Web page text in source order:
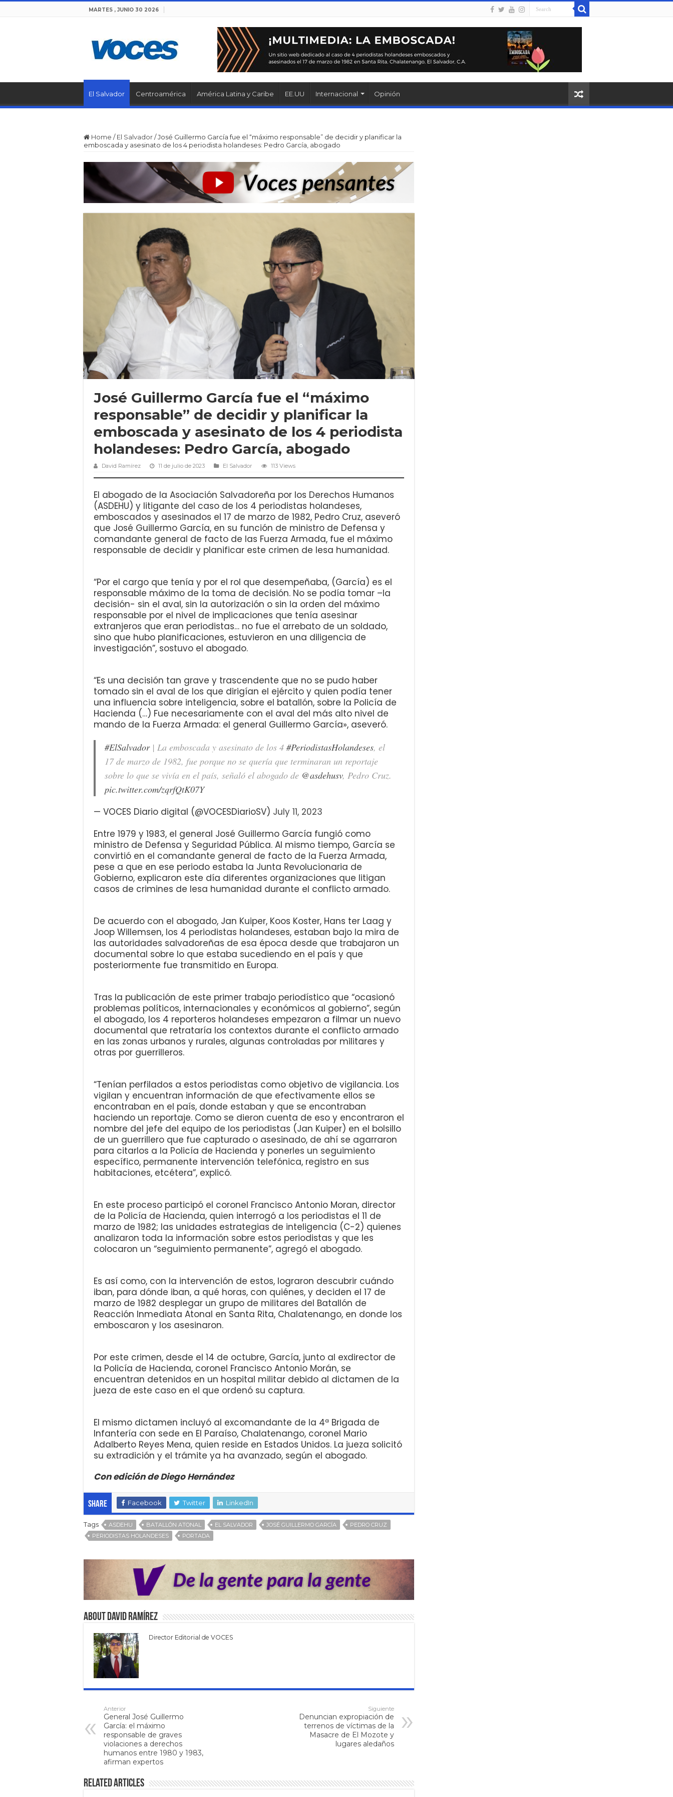
MARTES , JUNIO 30 2026
El Salvador Centroamérica América Latina y Caribe EE.UU Internacional Opinión
Home / El Salvador/José Guillermo García fue el “máximo responsable” de decidir y planificar la
emboscada y asesinato de los 4 periodista holandeses: Pedro García, abogado
José Guillermo García fue el “máximo
responsable” de decidir y planificar la
emboscada y asesinato de los 4 periodista
holandeses: Pedro García, abogado
David Ramírez 11 de julio de 2023 El Salvador 113 Views
El abogado de la Asociación Salvadoreña por los Derechos Humanos
(ASDEHU) y litigante del caso de los 4 periodistas holandeses,
emboscados y asesinados el 17 de marzo de 1982, Pedro Cruz, aseveró
que José Guillermo García, en su función de ministro de Defensa y
comandante general de facto de las Fuerza Armada, fue el máximo
responsable de decidir y planificar este crimen de lesa humanidad.
“Por el cargo que tenía y por el rol que desempeñaba, (García) es el
responsable máximo de la toma de decisión. No se podía tomar –la
decisión- sin el aval, sin la autorización o sin la orden del máximo
responsable por el nivel de implicaciones que tenía asesinar
extranjeros que eran periodistas… no fue el arrebato de un soldado,
sino que hubo planificaciones, estuvieron en una diligencia de
investigación”, sostuvo el abogado.
“Es una decisión tan grave y trascendente que no se pudo haber
tomado sin el aval de los que dirigían el ejército y quien podía tener
una influencia sobre inteligencia, sobre el batallón, sobre la Policía de
Hacienda (…) Fue necesariamente con el aval del más alto nivel de
mando de la Fuerza Armada: el general Guillermo García», aseveró.
#ElSalvador| La emboscada y asesinato de los 4 #PeriodistasHolandeses, el
17 de marzo de 1982, fue porque no se quería que terminaran un reportaje
sobre lo que se vivía en el país, señaló el abogado de @asdehusv, Pedro Cruz.
pic.twitter.com/zqrfQtK07Y
— VOCES Diario digital (@VOCESDiarioSV) July 11, 2023
Entre 1979 y 1983, el general José Guillermo García fungió como
ministro de Defensa y Seguridad Pública. Al mismo tiempo, García se
convirtió en el comandante general de facto de la Fuerza Armada,
pese a que en ese periodo estaba la Junta Revolucionaria de
Gobierno, explicaron este día diferentes organizaciones que litigan
casos de crimines de lesa humanidad durante el conflicto armado.
De acuerdo con el abogado, Jan Kuiper, Koos Koster, Hans ter Laag y
Joop Willemsen, los 4 periodistas holandeses, estaban bajo la mira de
las autoridades salvadoreñas de esa época desde que trabajaron un
documental sobre lo que estaba sucediendo en el país y que
posteriormente fue transmitido en Europa.
Tras la publicación de este primer trabajo periodístico que “ocasionó
problemas políticos, internacionales y económicos al gobierno”, según
el abogado, los 4 reporteros holandeses empezaron a filmar un nuevo
documental que retrataría los contextos durante el conflicto armado
en las zonas urbanos y rurales, algunas controladas por militares y
otras por guerrilleros.
“Tenían perfilados a estos periodistas como objetivo de vigilancia. Los
vigilan y encuentran información de que efectivamente ellos se
encontraban en el país, donde estaban y que se encontraban
haciendo un reportaje. Como se dieron cuenta de eso y encontraron el
nombre del jefe del equipo de los periodistas (Jan Kuiper) en el bolsillo
de un guerrillero que fue capturado o asesinado, de ahí se agarraron
para citarlos a la Policía de Hacienda y ponerles un seguimiento
específico, permanente intervención telefónica, registro en sus
habitaciones, etcétera”, explicó.
En este proceso participó el coronel Francisco Antonio Moran, director
de la Policía de Hacienda, quien interrogó a los periodistas el 11 de
marzo de 1982; las unidades estrategias de inteligencia (C-2) quienes
analizaron toda la información sobre estos periodistas y que les
colocaron un “seguimiento permanente”, agregó el abogado.
Es así como, con la intervención de estos, lograron descubrir cuándo
iban, para dónde iban, a qué horas, con quiénes, y deciden el 17 de
marzo de 1982 desplegar un grupo de militares del Batallón de
Reacción Inmediata Atonal en Santa Rita, Chalatenango, en donde los
emboscaron y los asesinaron.
Por este crimen, desde el 14 de octubre, García, junto al exdirector de
la Policía de Hacienda, coronel Francisco Antonio Morán, se
encuentran detenidos en un hospital militar debido al dictamen de la
jueza de este caso en el que ordenó su captura.
El mismo dictamen incluyó al excomandante de la 4ª Brigada de
Infantería con sede en El Paraíso, Chalatenango, coronel Mario
Adalberto Reyes Mena, quien reside en Estados Unidos. La jueza solicitó
su extradición y el trámite ya ha avanzado, según el abogado.
Con edición de Diego Hernández
Share Facebook Twitter LinkedIn
Tags ASDEHU BATALLÓN ATONAL EL SALVADOR JOSÉ GUILLERMO GARCÍA
PEDRO CRUZ
PERIODISTAS HOLANDESES
PORTADA
About David Ramírez
Director Editorial de VOCES
Anterior
General José Guillermo
García: el máximo
responsable de graves
violaciones a derechos
humanos entre 1980 y 1983,
afirman expertos
Siguiente
Denuncian expropiación de
terrenos de víctimas de la
Masacre de El Mozote y
lugares aledaños
Related Articles